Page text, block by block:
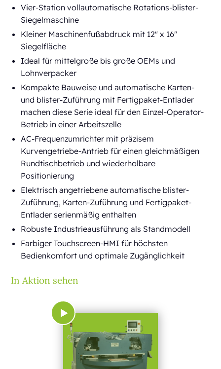
Vier-Station vollautomatische Rotations-blister-
Siegelmaschine
Kleiner Maschinenfußabdruck mit 12" x 16"
Siegelfläche
Ideal für mittelgroße bis große OEMs und
Lohnverpacker
Kompakte Bauweise und automatische Karten-
und blister-Zuführung mit Fertigpaket-Entlader
machen diese Serie ideal für den Einzel-Operator-
Betrieb in einer Arbeitszelle
AC-Frequenzumrichter mit präzisem
Kurvengetriebe-Antrieb für einen gleichmäßigen
Rundtischbetrieb und wiederholbare
Positionierung
Elektrisch angetriebene automatische blister-
Zuführung, Karten-Zuführung und Fertigpaket-
Entlader serienmäßig enthalten
Robuste Industrieausführung als Standmodell
Farbiger Touchscreen-HMI für höchsten
Bedienkomfort und optimale Zugänglichkeit
In Aktion sehen